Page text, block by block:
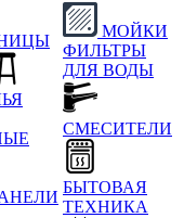
МОЙКИ
ФИЛЬТРЫ
ДЛЯ ВОДЫ
СМЕСИТЕЛИ
БЫТОВАЯ
ТЕХНИКА